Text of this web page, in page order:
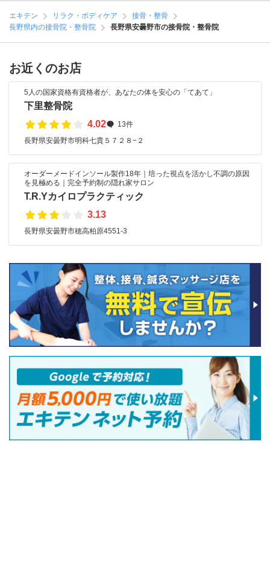
エキテン リラク・ボディケア
接骨・整骨
長野県内の接骨院・整骨院
長野県安曇野市の接骨院・整骨院
お近くのお店
5人の国家資格有資格者が、あなたの体を安心の「てあて」
下里整骨院
4.02
13件
長野県安曇野市明科七貴５７２８−２
オーダーメードインソール製作18年｜培った視点を活かし不調の原因
を見極める｜完全予約制の隠れ家サロン
T.R.Yカイロプラクティック
3.13
長野県安曇野市穂高柏原4551-3